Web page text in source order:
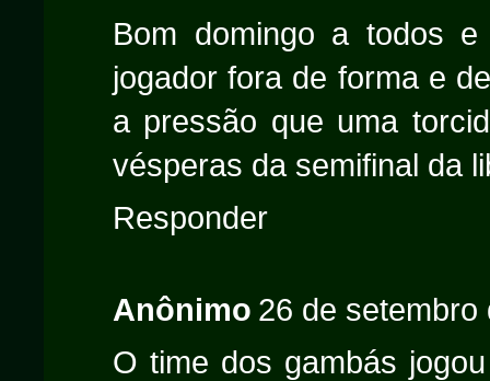
Bom domingo a todos
jogador fora de forma e
a pressão que uma
vésperas da semifinal da
Responder
Anônimo 26 de setembro
O time dos gambás